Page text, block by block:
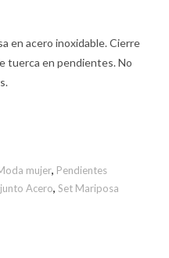
en acero inoxidable. Cierre
tuerca en pendientes. No
mujer, Pendientes
Acero,Set Mariposa